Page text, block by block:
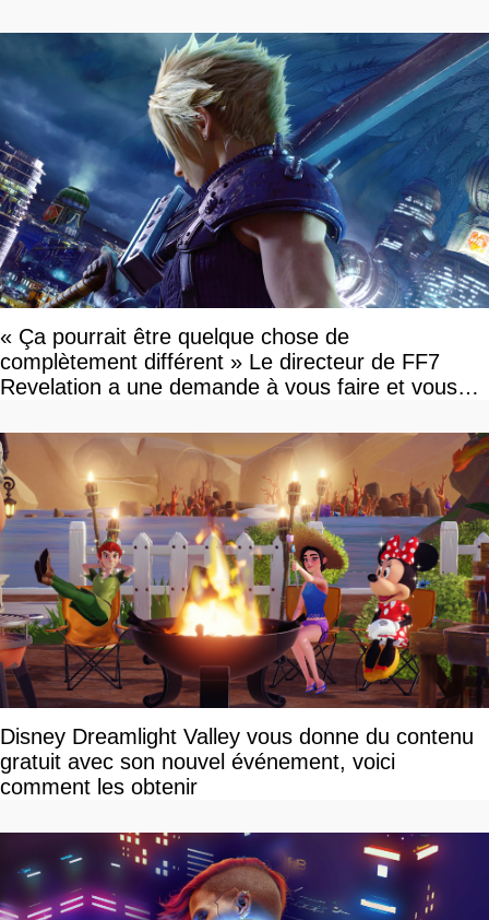
« Ça pourrait être quelque chose de
complètement différent » Le directeur de FF7
Revelation a une demande à vous faire et vous
Disney Dreamlight Valley vous donne du contenu
gratuit avec son nouvel événement, voici
comment les obtenir